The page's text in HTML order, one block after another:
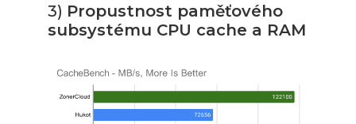
3) Propustnost paměťového
subsystému CPU cache a RAM